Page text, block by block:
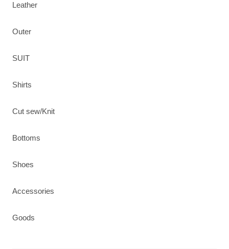
Leather
Outer
SUIT
Shirts
Cut sew/Knit
Bottoms
Shoes
Accessories
Goods